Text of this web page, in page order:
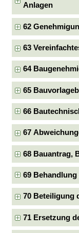
Anlagen
62
63
64
65
66
67
68 Bauantrag,
69
70 Beteiligung
71 Ersetzung